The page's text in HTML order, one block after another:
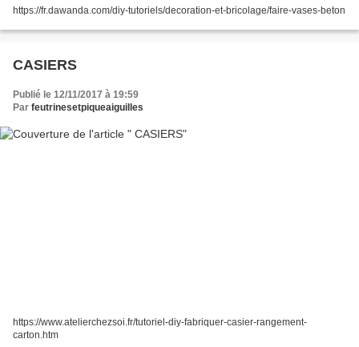
https://fr.dawanda.com/diy-tutoriels/decoration-et-bricolage/faire-vases-beton
CASIERS
Publié le 12/11/2017 à 19:59
Par feutrinesetpiqueaiguilles
https://www.atelierchezsoi.fr/tutoriel-diy-fabriquer-casier-rangement-
carton.htm